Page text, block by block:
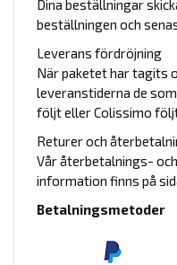
Dina beställningar
beställningen och
Leverans fördröjning
När paketet har tagits
leveranstiderna de
följt eller Colissimo
Returer och
Vår återbetalnings-
information finns på
Betalningsmetoder